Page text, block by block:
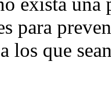
para
los que